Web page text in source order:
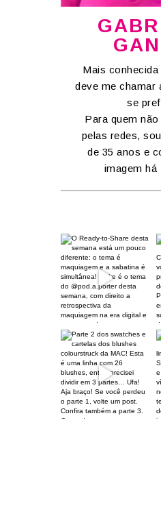
Mais
deve me chamar
se
Para quem
pelas redes,
de 35 anos e
imagem há